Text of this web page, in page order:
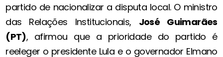
partido de nacionalizar a disputa local. O ministro
das Relações Institucionais, José Guimarães
(PT), afirmou que a prioridade do partido é
reeleger o presidente Lula e o governador Elmano